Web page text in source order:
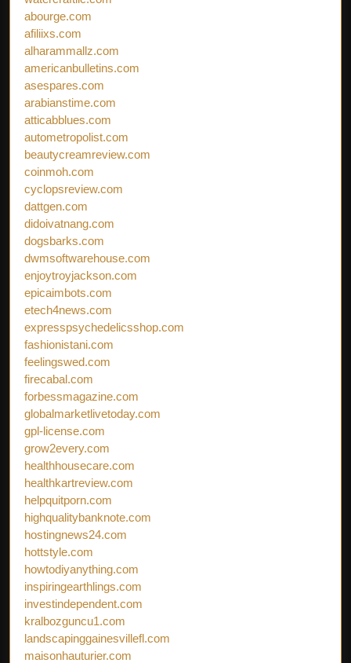
abourge.com
afiliixs.com
alharammallz.com
americanbulletins.com
asespares.com
arabianstime.com
atticabblues.com
autometropolist.com
beautycreamreview.com
coinmoh.com
cyclopsreview.com
dattgen.com
didoivatnang.com
dogsbarks.com
dwmsoftwarehouse.com
enjoytroyjackson.com
epicaimbots.com
etech4news.com
expresspsychedelicsshop.com
fashionistani.com
feelingswed.com
firecabal.com
forbessmagazine.com
globalmarketlivetoday.com
gpl-license.com
grow2every.com
healthhousecare.com
healthkartreview.com
helpquitporn.com
highqualitybanknote.com
hostingnews24.com
hottstyle.com
howtodiyanything.com
inspiringearthlings.com
investindependent.com
kralbozguncu1.com
landscapinggainesvillefl.com
maisonhauturier.com